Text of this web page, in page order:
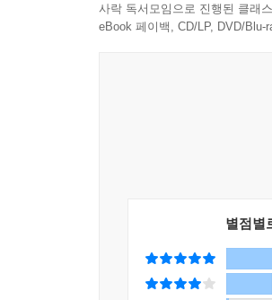
사락 독서모임으로 진행된 클래
eBook 페이백, CD/LP, DVD/
별점별